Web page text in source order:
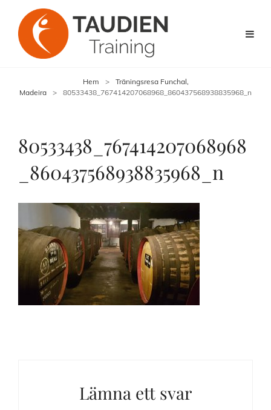
Hem >
Träningsresa Funchal,
Madeira
> 80533438_767414207068968_860437568938835968_n
80533438_767414207068968
_860437568938835968_n
Lämna ett svar